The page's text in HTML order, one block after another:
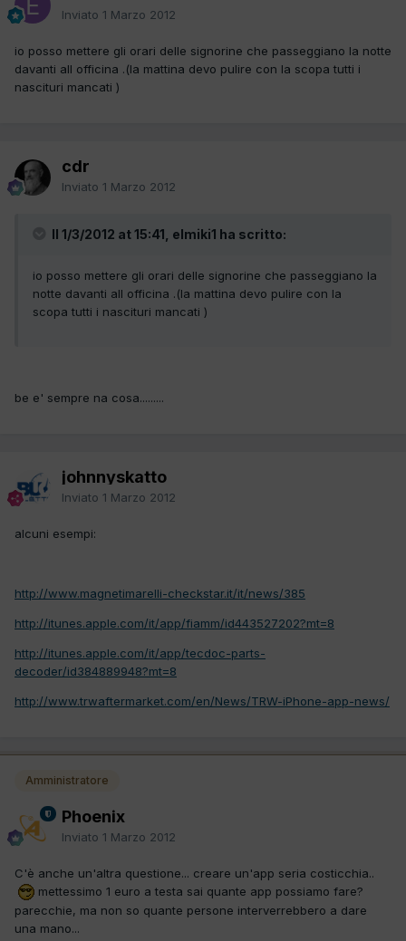
Inviato 1 Marzo 2012
io posso mettere gli orari delle signorine che passeggiano la notte
davanti all officina .(la mattina devo pulire con la scopa tutti i
nascituri mancati )
cdr
Inviato 1 Marzo 2012
Il 1/3/2012 at 15:41, elmiki1 ha scritto:
io posso mettere gli orari delle signorine che passeggiano la
notte davanti all officina .(la mattina devo pulire con la
scopa tutti i nascituri mancati )
be e' sempre na cosa.........
johnnyskatto
Inviato 1 Marzo 2012
alcuni esempi:
http://www.magnetimarelli-checkstar.it/it/news/385
http://itunes.apple.com/it/app/fiamm/id443527202?mt=8
http://itunes.apple.com/it/app/tecdoc-parts-
decoder/id384889948?mt=8
http://www.trwaftermarket.com/en/News/TRW-iPhone-app-news/
Amministratore
Phoenix
Inviato 1 Marzo 2012
C'è anche un'altra questione... creare un'app seria costicchia..
mettessimo 1 euro a testa sai quante app possiamo fare?
parecchie, ma non so quante persone interverrebbero a dare
una mano...